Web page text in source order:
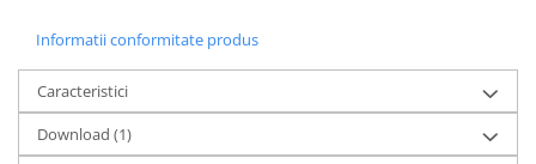
Profil U balustrada sticla
Cale si garnituri profil U
balustrada sticla
Accesorii profil U balustrada sticla
Informatii conformitate produs
Caracteristici
Download (1)